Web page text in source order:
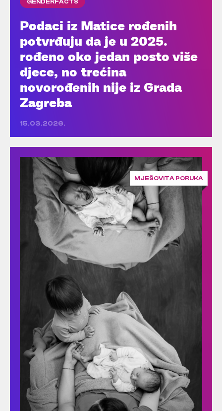
GENDERFACTS
Podaci iz Matice rođenih
potvrđuju da je u 2025.
rođeno oko jedan posto više
djece, no trećina
novorođenih nije iz Grada
Zagreba
15.03.2026.
MJEŠOVITA PORUKA